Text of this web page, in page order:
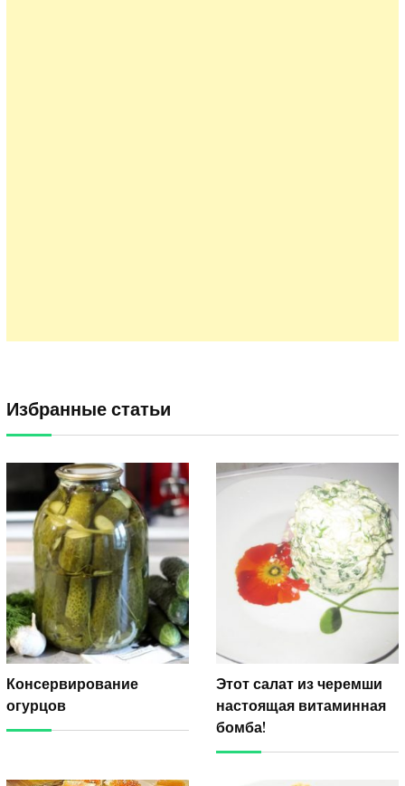
Избранные статьи
Консервирование
огурцов
Этот салат из черемши
настоящая витаминная
бомба!